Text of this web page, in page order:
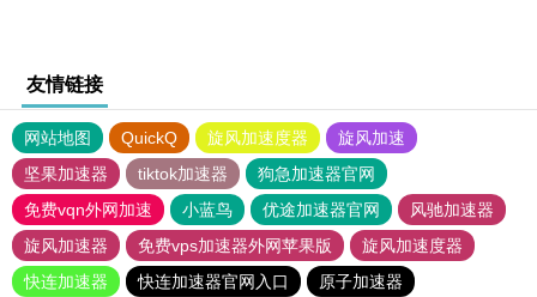
友情链接
网站地图 QuickQ 旋风加速度器
旋风加速
坚果加速器
tiktok加速器
狗急加速器官网
免费vqn外网加速
小蓝鸟 优途加速器官网
风驰加速器
旋风加速器
免费vps加速器外网苹果版
旋风加速度器
快连加速器
快连加速器官网入口
原子加速器